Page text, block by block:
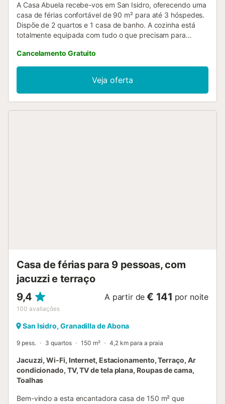
A Casa Abuela recebe-vos em San Isidro, oferecendo uma
casa de férias confortável de 90 m² para até 3 hóspedes.
Dispõe de 2 quartos e 1 casa de banho. A cozinha está
totalmente equipada com tudo o que precisam para
comodidades encontram-se Wi-Fi adequado para
videochamadas, televisão, máquina de lavar roupa,
espaço de trabalho dedicado e cama de bebé. A casa
oferece ainda acesso sem degraus e interior totalmente
plano, facilitando a mobilidade. No exterior, podem
Cancelamento Gratuito
Veja oferta
Casa de férias para 9 pessoas, com
jacuzzi e terraço
9,4
100 avaliações
A partir de € 141 por noite
San Isidro, Granadilla de Abona
9 pess. 3 quartos 150 m² 4,2 km para a praia
Jacuzzi, Wi-Fi, Internet, Estacionamento, Terraço, Ar
condicionado, TV, TV de tela plana, Roupas de cama,
Toalhas
Bem-vindo a esta encantadora casa de 150 m² que